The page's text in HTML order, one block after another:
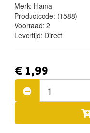
Merk: Hama
Productcode: (1588)
Voorraad: 2
Levertijd: Direct
€ 1,99